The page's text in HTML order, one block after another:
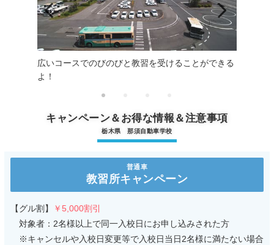
広いコースでのびのびと教習を受けることができる
よ！
キャンペーン＆お得な情報＆注意事項
栃木県 那須自動車学校
普通車
教習所キャンペーン
【グル割】
￥5,000割引
対象者：2名様以上で同一入校日にお申し込みされた方
※キャンセルや入校日変更等で入校日当日2名様に満たない場合